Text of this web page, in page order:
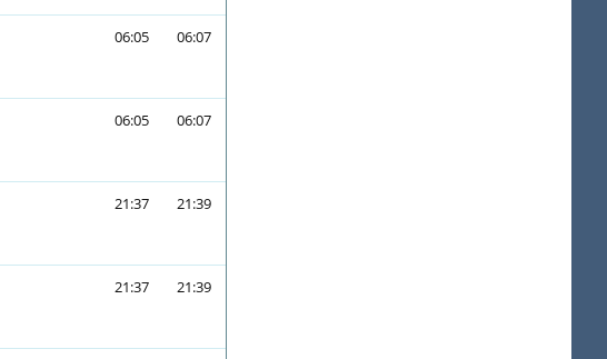
06:05 06:07
06:05 06:07
21:37 21:39
21:37 21:39